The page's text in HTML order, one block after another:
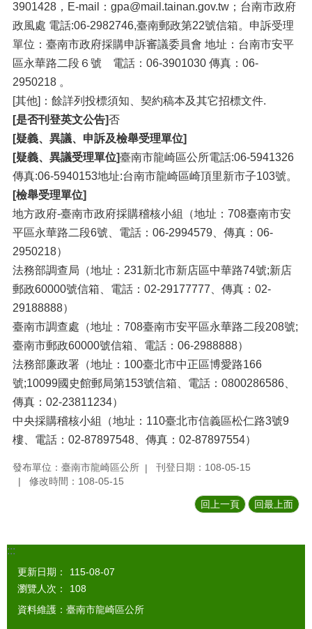
3901428，E-mail：gpa@mail.tainan.gov.tw；台南市政府
政風處 電話:06-2982746,臺南郵政第22號信箱。申訴受理
單位：臺南市政府採購申訴審議委員會 地址：台南市安平
區永華路二段６號 電話：06-3901030 傳真：06-
2950218 。
[其他]：餘詳列投標須知、契約稿本及其它招標文件.
[是否刊登英文公告]否
[疑義、異議、申訴及檢舉受理單位]
[疑義、異議受理單位]臺南市龍崎區公所電話:06-5941326
傳真:06-5940153地址:台南市龍崎區崎頂里新市子103號。
[檢舉受理單位]
地方政府-臺南市政府採購稽核小組（地址：708臺南市安
平區永華路二段6號、電話：06-2994579、傳真：06-
2950218）
法務部調查局（地址：231新北市新店區中華路74號;新店
郵政60000號信箱、電話：02-29177777、傳真：02-
29188888）
臺南市調查處（地址：708臺南市安平區永華路二段208號;
臺南市郵政60000號信箱、電話：06-2988888）
法務部廉政署（地址：100臺北市中正區博愛路166
號;10099國史館郵局第153號信箱、電話：0800286586、
傳真：02-23811234）
中央採購稽核小組（地址：110臺北市信義區松仁路3號9
樓、電話：02-87897548、傳真：02-87897554）
發布單位：臺南市龍崎區公所
刊登日期：108-05-15
修改時間：108-05-15
回上一頁 回最上面
:::
更新日期：
115-08-07
瀏覽人次：
108
資料維護：臺南市龍崎區公所